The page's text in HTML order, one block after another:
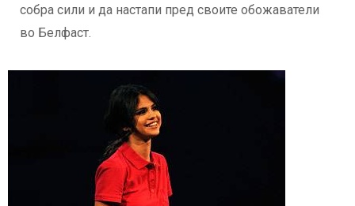
собра сили и да настапи пред своите обожаватели
во Белфаст.